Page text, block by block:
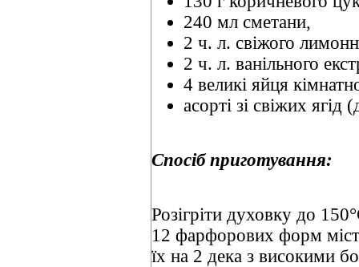
240 мл сметани,
2 ч. л. свіжого
2 ч. л. ванільного
4 великі яйця
асорті зі свіжих ягід
Спосіб приготування:
Розігріти духовку до
12 фарфорових форм
їх на 2 дека з високими